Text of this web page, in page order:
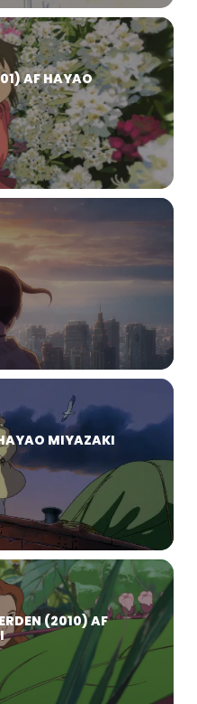
AF HAYAO
MIYAZAKI
(2010) AF